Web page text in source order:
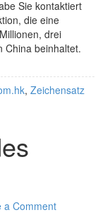
Sie kontaktiert
die eine
drei
China beinhaltet.
, Zeichensatz
a Comment